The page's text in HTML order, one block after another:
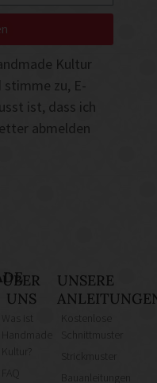
Kultur
stimme zu, E-
ist, dass ich
abmelden
ÜBER
UNS
Was ist
Kultur?
UNSERE
Kostenlose
Schnittmuster
Strickmuster
Bauanleitungen